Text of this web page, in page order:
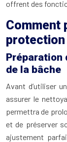
offrent des
Comment
protection
Préparation
de la bâche
Avant d’utiliser
assurer le
permettra de
et de préserver
ajustement